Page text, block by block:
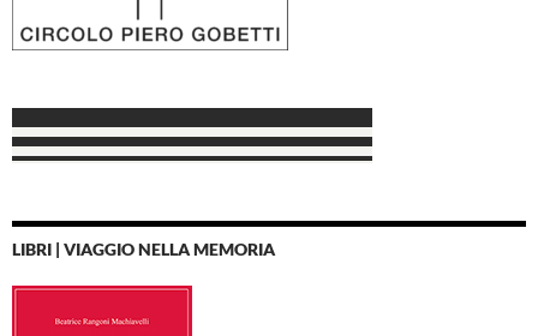
LIBRI | VIAGGIO NELLA MEMORIA